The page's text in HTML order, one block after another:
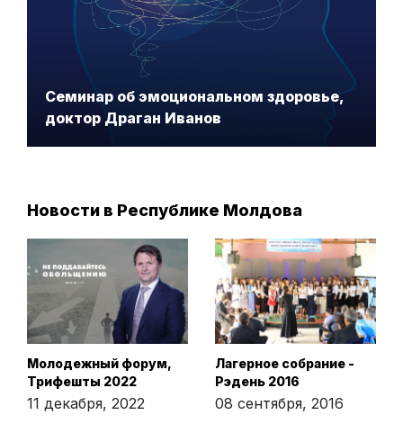
Семинар об эмоциональном здоровье,
доктор Драган Иванов
Новости в Республике Молдова
Молодежный форум,
Трифешты 2022
11 декабря, 2022
Лагерное собрание -
Рэдень 2016
08 сентября, 2016